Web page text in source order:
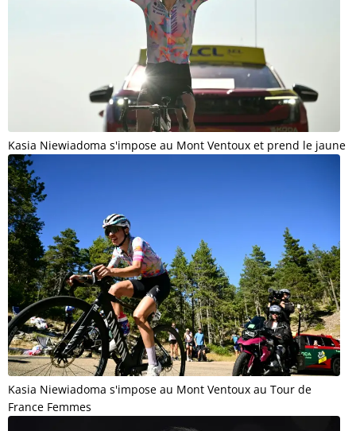
Kasia Niewiadoma s'impose au Mont Ventoux et prend le jaune
Kasia Niewiadoma s'impose au Mont Ventoux au Tour de
France Femmes